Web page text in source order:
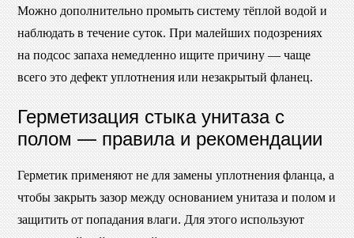
Можно дополнительно промыть систему тёплой водой и
наблюдать в течение суток. При малейших подозрениях
на подсос запаха немедленно ищите причину — чаще
всего это дефект уплотнения или незакрытый фланец.
Герметизация стыка унитаза с
полом — правила и рекомендации
Герметик применяют не для замены уплотнения фланца, а
чтобы закрыть зазор между основанием унитаза и полом и
защитить от попадания влаги. Для этого используют